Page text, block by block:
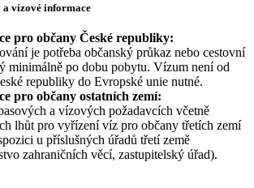
a vízové informace
pro občany České republiky:
je potřeba občanský průkaz nebo cestovní
minimálně po dobu pobytu. Vízum není od
republiky do Evropské unie nutné.
pro občany ostatních zemí:
a vízových požadavcích včetně
lhůt pro vyřízení víz pro občany třetích zemí
u příslušných úřadů třetí země
zahraničních věcí, zastupitelský úřad).